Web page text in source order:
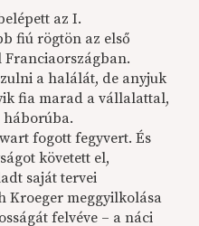
az I.
fiú rögtön az első
Franciaországban.
a halálát, de anyjuk
fia marad a vállalattal,
háborúba.
fogott fegyvert. És
követett el,
saját tervei
Kroeger meggyilkolása
felvéve – a náci